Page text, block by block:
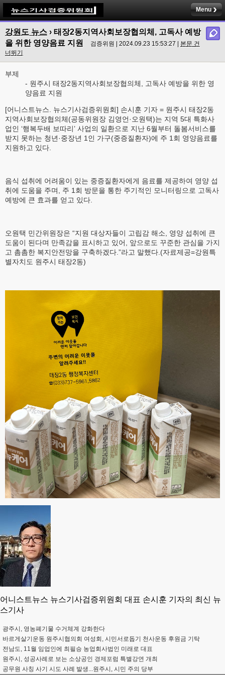
Menu
강원도 뉴스 › 태장2동지역사회보장협의체, 고독사 예방
을 위한 영양음료 지원
검증위원 | 2024.09.23 15:53:27 | 본문 건
너뛰기
부제
- 원주시 태장2동지역사회보장협의체, 고독사 예방을 위한 영
양음료 지원
[어니스트뉴스. 뉴스기사검증위원회] 손시훈 기자 = 원주시 태장2동
지역사회보장협의체(공동위원장 김영언·오원택)는 지역 5대 특화사
업인 ‘행복두배 보따리’ 사업의 일환으로 지난 6월부터 돌봄서비스를
받지 못하는 청년·중장년 1인 가구(중증질환자)에 주 1회 영양음료를
지원하고 있다.
음식 섭취에 어려움이 있는 중증질환자에게 음료를 제공하여 영양 섭
취에 도움을 주며, 주 1회 방문을 통한 주기적인 모니터링으로 고독사
예방에 큰 효과를 얻고 있다.
오원택 민간위원장은 “지원 대상자들이 고립감 해소, 영양 섭취에 큰
도움이 된다며 만족감을 표시하고 있어, 앞으로도 꾸준한 관심을 가지
고 촘촘한 복지안전망을 구축하겠다.”라고 말했다.(자료제공=강원특
별자치도 원주시 태장2동)
어니스트뉴스 뉴스기사검증위원회 대표 손시훈 기자의 최신 뉴
스기사
광주시, 영농폐기물 수거체계 강화한다
바르게살기운동 원주시협의회 여성회, 시민서로돕기 천사운동 후원금 기탁
전남도, 11월 임업인에 최필승 농업회사법인 미래로 대표
원주시, 성공사례로 보는 소상공인 경제포럼 특별강연 개최
공무원 사칭 사기 시도 사례 발생...원주시, 시민 주의 당부